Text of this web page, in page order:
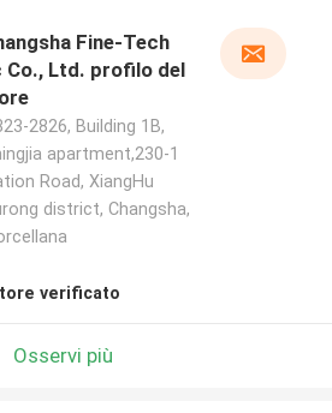
Fine-Tech
Co., Ltd. profilo del
2826, Building 1B,
apartment,230-1
Road, XiangHu
district, Changsha,
verificato
Osservi più